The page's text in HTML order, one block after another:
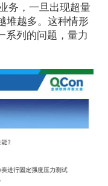
务，一旦出现超量
堆越多。这种情形
系列的问题，量力